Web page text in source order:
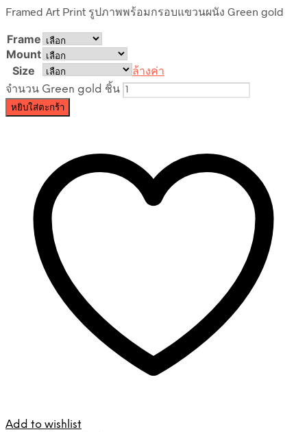
Framed Art Print รูปภาพพร้อมกรอบแขวนผนัง Green gold
Frame
Mount
Size
ล้างค่า
จำนวน Green gold ชิ้น
หยิบใส่ตะกร้า
Add to wishlist